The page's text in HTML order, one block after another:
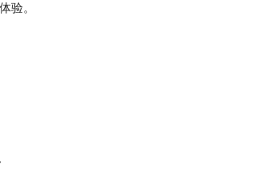
验。